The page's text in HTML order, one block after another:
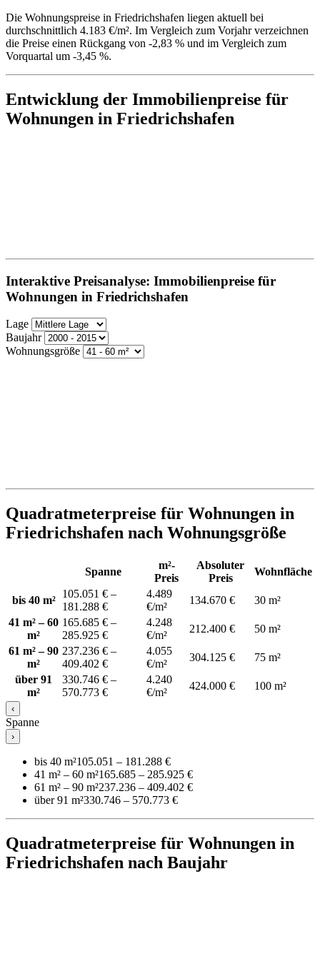
Die Wohnungspreise in Friedrichshafen liegen aktuell bei
durchschnittlich 4.183 €/m². Im Vergleich zum Vorjahr verzeichnen
die Preise einen Rückgang von -2,83 % und im Vergleich zum
Vorquartal um -3,45 %.
Entwicklung der Immobilienpreise für
Wohnungen in Friedrichshafen
Interaktive Preisanalyse: Immobilienpreise für
Wohnungen in Friedrichshafen
Lage
Baujahr
Wohnungsgröße
Quadratmeterpreise für Wohnungen in
Friedrichshafen nach Wohnungsgröße
Spanne
m²-
Preis
Absoluter
Preis
Wohnfläche
bis 40 m²
105.051 € –
181.288 €
4.489
€/m²
134.670 €
30 m²
41 m² – 60
m²
165.685 € –
285.925 €
4.248
€/m²
212.400 €
50 m²
61 m² – 90
m²
237.236 € –
409.402 €
4.055
€/m²
304.125 €
75 m²
über 91
m²
330.746 € –
570.773 €
4.240
€/m²
424.000 € 100 m²
‹
Spanne
›
bis 40 m²105.051 – 181.288 €
41 m² – 60 m²165.685 – 285.925 €
61 m² – 90 m²237.236 – 409.402 €
über 91 m²330.746 – 570.773 €
Quadratmeterpreise für Wohnungen in
Friedrichshafen nach Baujahr